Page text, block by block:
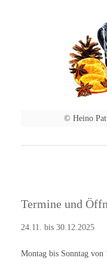
Bad Pyrmont 2025
Pyrmont Niedersachsen
Parken An Samstagen
auf den öffentlichen
kostenfrei, was den
noch angenehmer
© Heino
Termine und
24.11. bis 30.12.2025
Montag bis Sonntag von